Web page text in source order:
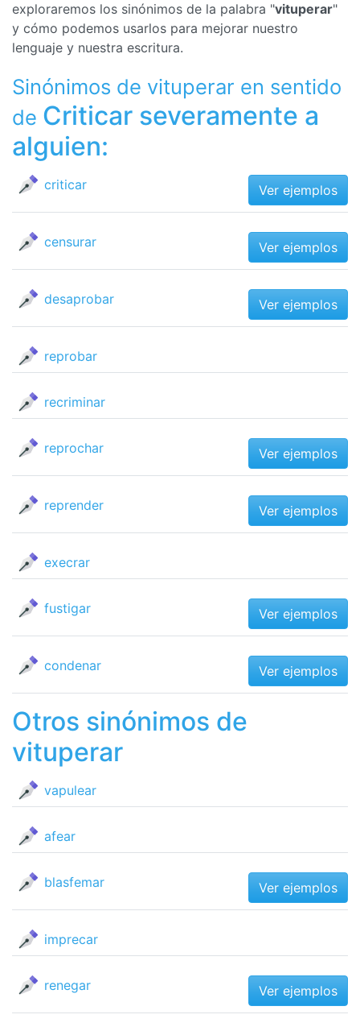
exploraremos los sinónimos de la palabra "vituperar"
y cómo podemos usarlos para mejorar nuestro
lenguaje y nuestra escritura.
Sinónimos de vituperar en sentido
de Criticar severamente a
alguien:
criticar Ver ejemplos
censurar Ver ejemplos
desaprobar Ver ejemplos
reprobar
recriminar
reprochar Ver ejemplos
reprender Ver ejemplos
execrar
fustigar Ver ejemplos
condenar Ver ejemplos
Otros sinónimos de
vituperar
vapulear
afear
blasfemar Ver ejemplos
imprecar
renegar Ver ejemplos